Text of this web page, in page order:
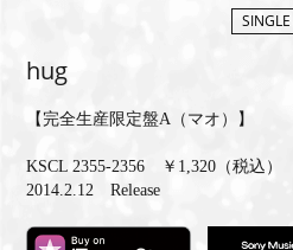
SINGLE
hug
【完全生産限定盤A（マオ）】
KSCL 2355-2356 ￥1,320（税込）
2014.2.12 Release